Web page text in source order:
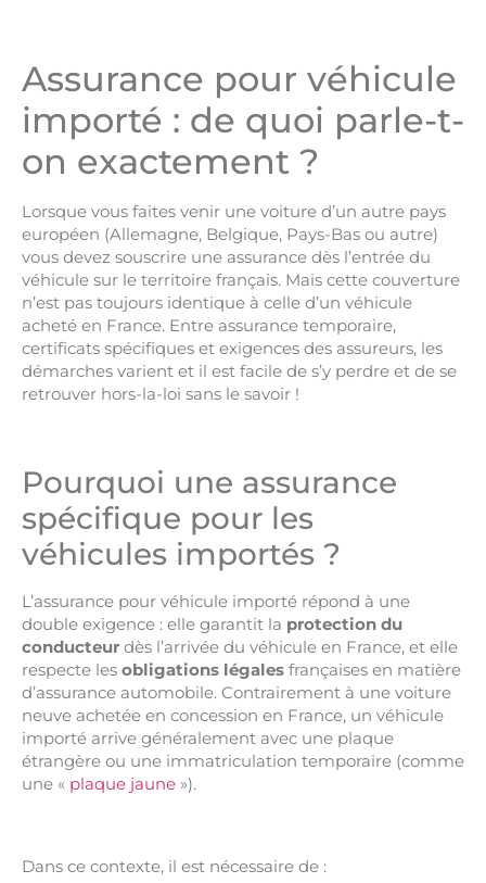
Assurance pour véhicule
importé : de quoi parle-t-
on exactement ?
Lorsque vous faites venir une voiture d’un autre pays
européen (Allemagne, Belgique, Pays-Bas ou autre)
vous devez souscrire une assurance dès l’entrée du
véhicule sur le territoire français. Mais cette couverture
n’est pas toujours identique à celle d’un véhicule
acheté en France. Entre assurance temporaire,
certificats spécifiques et exigences des assureurs, les
démarches varient et il est facile de s’y perdre et de se
retrouver hors-la-loi sans le savoir !
Pourquoi une assurance
spécifique pour les
véhicules importés ?
L’assurance pour véhicule importé répond à une
double exigence : elle garantit la protection du
conducteur dès l’arrivée du véhicule en France, et elle
respecte les obligations légales françaises en matière
d’assurance automobile. Contrairement à une voiture
neuve achetée en concession en France, un véhicule
importé arrive généralement avec une plaque
étrangère ou une immatriculation temporaire (comme
une « plaque jaune »).
Dans ce contexte, il est nécessaire de :